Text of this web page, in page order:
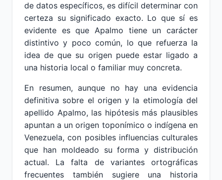
de datos específicos, es difícil determinar con
certeza su significado exacto. Lo que sí es
evidente es que Apalmo tiene un carácter
distintivo y poco común, lo que refuerza la
idea de que su origen puede estar ligado a
una historia local o familiar muy concreta.
En resumen, aunque no hay una evidencia
definitiva sobre el origen y la etimología del
apellido Apalmo, las hipótesis más plausibles
apuntan a un origen toponímico o indígena en
Venezuela, con posibles influencias culturales
que han moldeado su forma y distribución
actual. La falta de variantes ortográficas
frecuentes también sugiere una historia